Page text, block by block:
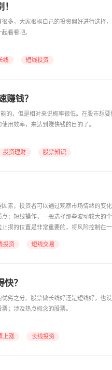
多，大家根据自己的投资偏好进行选择
看看吧。
线 短线投资
赚钱？
的，但是相对来说概率很低。在股市想要
用效率，来达到赚快钱的目的了。
投资理财 股票知识
素，投资者可以通过观察市场情绪的变
：短线操作，一般选择那些波动较大的
损的位置是非常重要的，将风险控制在
投资 短线交易
？
劣之分。股票做长线好还是短线好，也
；涉及热点概念的股票。
上涨 长线投资